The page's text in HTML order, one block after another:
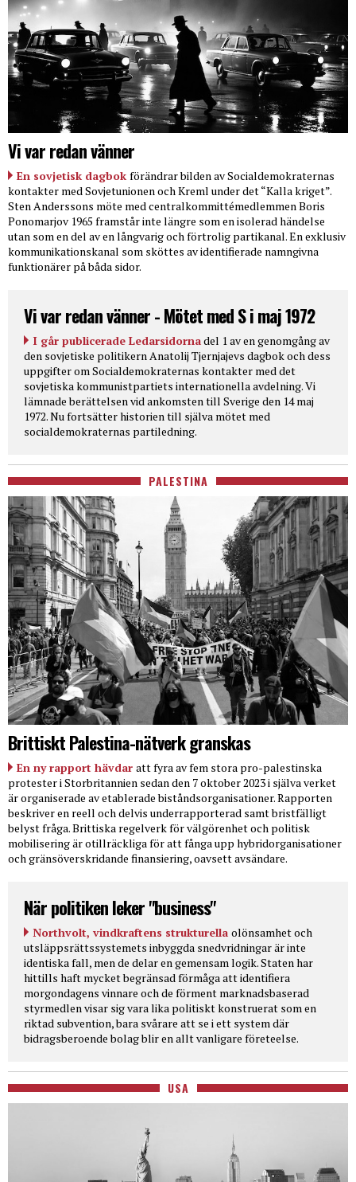
Vi var redan vänner
En sovjetisk dagbok förändrar bilden av Socialdemokraternas
kontakter med Sovjetunionen och Kreml under det “Kalla kriget”.
Sten Anderssons möte med centralkommittémedlemmen Boris
Ponomarjov 1965 framstår inte längre som en isolerad händelse
utan som en del av en långvarig och förtrolig partikanal. En exklusiv
kommunikationskanal som sköttes av identifierade namngivna
funktionärer på båda sidor.
Vi var redan vänner - Mötet med S i maj 1972
I går publicerade Ledarsidornadel 1 av en genomgång av
den sovjetiske politikern Anatolij Tjernjajevs dagbok och dess
uppgifter om Socialdemokraternas kontakter med det
sovjetiska kommunistpartiets internationella avdelning. Vi
lämnade berättelsen vid ankomsten till Sverige den 14 maj
1972. Nu fortsätter historien till själva mötet med
socialdemokraternas partiledning.
PALESTINA
Brittiskt Palestina-nätverk granskas
En ny rapport hävdar att fyra av fem stora pro-palestinska
protester i Storbritannien sedan den 7 oktober 2023 i själva verket
är organiserade av etablerade biståndsorganisationer. Rapporten
beskriver en reell och delvis underrapporterad samt bristfälligt
belyst fråga. Brittiska regelverk för välgörenhet och politisk
mobilisering är otillräckliga för att fånga upp hybridorganisationer
och gränsöverskridande finansiering, oavsett avsändare.
När politiken leker "business"
Northvolt, vindkraftens strukturella olönsamhet och
utsläppsrättssystemets inbyggda snedvridningar är inte
identiska fall, men de delar en gemensam logik. Staten har
hittills haft mycket begränsad förmåga att identifiera
morgondagens vinnare och de förment marknadsbaserad
styrmedlen visar sig vara lika politiskt konstruerat som en
riktad subvention, bara svårare att se i ett system där
bidragsberoende bolag blir en allt vanligare företeelse.
USA